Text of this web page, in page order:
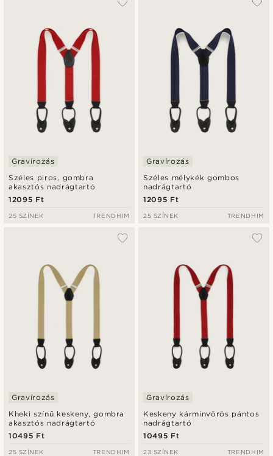
Széles piros, gombra
akasztós nadrágtartó
Gravírozás
12095 Ft
25 SZÍNEK TRENDHIM
Széles mélykék gombos
nadrágtartó
Gravírozás
12095 Ft
25 SZÍNEK TRENDHIM
Kheki színű keskeny, gombra
akasztós nadrágtartó
Gravírozás
10495 Ft
25 SZÍNEK TRENDHIM
Keskeny kárminvörös pántos
nadrágtartó
Gravírozás
10495 Ft
23 SZÍNEK TRENDHIM